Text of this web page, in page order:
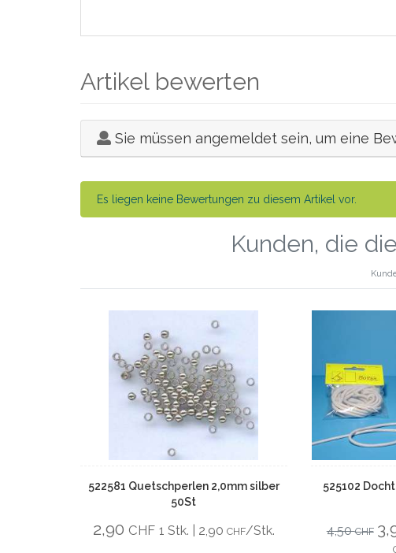
Artikel bewerten
Sie müssen angemeldet sein, um eine
Es liegen keine Bewertungen zu diesem Artikel vor.
Kunden, die
522581 Quetschperlen 2,0mm silber
50St
2,90 CHF 1 Stk. | 2,90 CHF/Stk.
525102
4,50CHF